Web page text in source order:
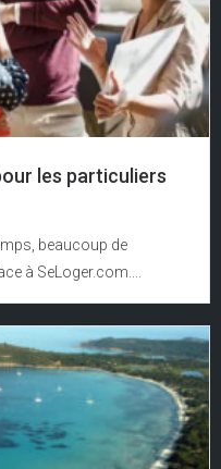
les particuliers
beaucoup de
à SeLoger.com....